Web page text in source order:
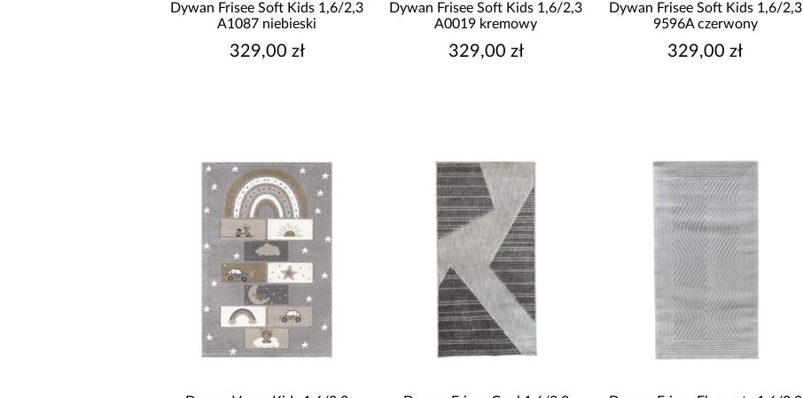
Dywan Frisee Soft Kids 1,6/2,3
A1087 niebieski
329,00 zł
Dywan Frisee Soft Kids 1,6/2,3
A0019 kremowy
329,00 zł
Dywan Frisee Soft Kids 1,6/2,3
9596A czerwony
329,00 zł